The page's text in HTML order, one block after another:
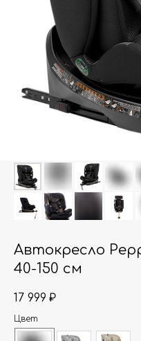
Автокресло
40-150 см
17 999 ₽
Цвет